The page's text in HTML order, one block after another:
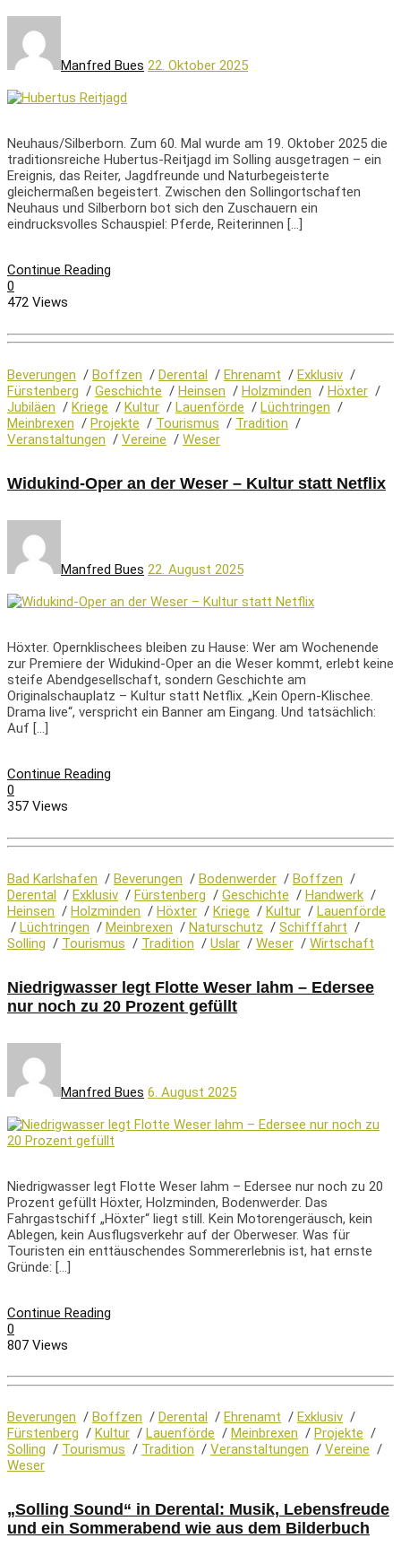
Manfred Bues 22. Oktober 2025
Neuhaus/Silberborn. Zum 60. Mal wurde am 19. Oktober 2025 die
traditionsreiche Hubertus-Reitjagd im Solling ausgetragen – ein
Ereignis, das Reiter, Jagdfreunde und Naturbegeisterte
gleichermaßen begeistert. Zwischen den Sollingortschaften
Neuhaus und Silberborn bot sich den Zuschauern ein
eindrucksvolles Schauspiel: Pferde, Reiterinnen […]
Continue Reading
0
472 Views
Beverungen / Boffzen / Derental / Ehrenamt / Exklusiv /
Fürstenberg / Geschichte / Heinsen / Holzminden / Höxter /
Jubiläen / Kriege / Kultur / Lauenförde / Lüchtringen /
Meinbrexen / Projekte / Tourismus / Tradition /
Veranstaltungen / Vereine / Weser
Widukind-Oper an der Weser – Kultur statt Netflix
Manfred Bues 22. August 2025
Höxter. Opernklischees bleiben zu Hause: Wer am Wochenende
zur Premiere der Widukind-Oper an die Weser kommt, erlebt keine
steife Abendgesellschaft, sondern Geschichte am
Originalschauplatz – Kultur statt Netflix. „Kein Opern-Klischee.
Drama live“, verspricht ein Banner am Eingang. Und tatsächlich:
Auf […]
Continue Reading
0
357 Views
Bad Karlshafen / Beverungen / Bodenwerder / Boffzen /
Derental / Exklusiv / Fürstenberg / Geschichte / Handwerk /
Heinsen / Holzminden / Höxter / Kriege / Kultur / Lauenförde
/ Lüchtringen / Meinbrexen / Naturschutz / Schifffahrt /
Solling / Tourismus / Tradition / Uslar / Weser / Wirtschaft
Niedrigwasser legt Flotte Weser lahm – Edersee
nur noch zu 20 Prozent gefüllt
Manfred Bues 6. August 2025
Niedrigwasser legt Flotte Weser lahm – Edersee nur noch zu 20
Prozent gefüllt Höxter, Holzminden, Bodenwerder. Das
Fahrgastschiff „Höxter“ liegt still. Kein Motorengeräusch, kein
Ablegen, kein Ausflugsverkehr auf der Oberweser. Was für
Touristen ein enttäuschendes Sommererlebnis ist, hat ernste
Gründe: […]
Continue Reading
0
807 Views
Beverungen / Boffzen / Derental / Ehrenamt / Exklusiv /
Fürstenberg / Kultur / Lauenförde / Meinbrexen / Projekte /
Solling / Tourismus / Tradition / Veranstaltungen / Vereine /
Weser
„Solling Sound“ in Derental: Musik, Lebensfreude
und ein Sommerabend wie aus dem Bilderbuch